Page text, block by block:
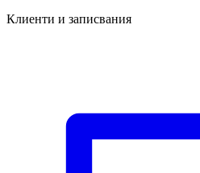
Клиенти и записвания